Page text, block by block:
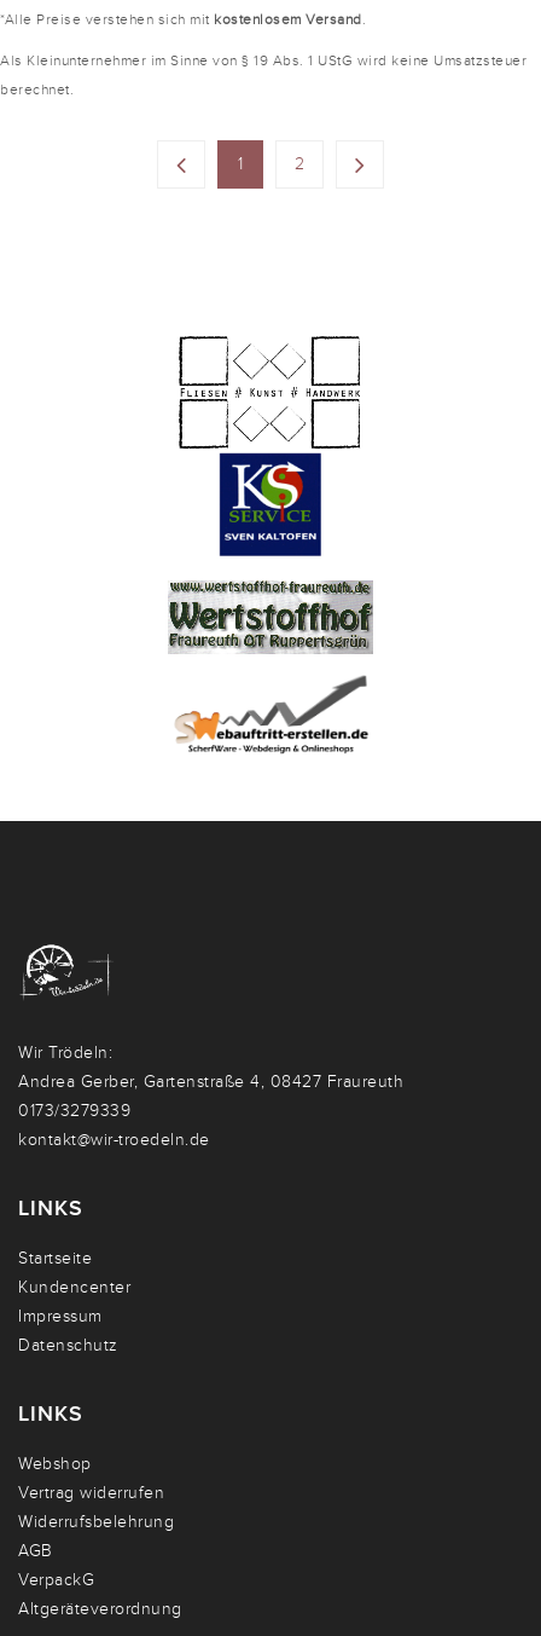
*Alle Preise verstehen sich mit kostenlosem Versand.
Als Kleinunternehmer im Sinne von § 19 Abs. 1 UStG wird keine Umsatzsteuer
berechnet.
1 2
Wir Trödeln:
Andrea Gerber, Gartenstraße 4, 08427 Fraureuth
0173/3279339
kontakt@wir-troedeln.de
LINKS
Startseite
Kundencenter
Impressum
Datenschutz
LINKS
Webshop
Vertrag widerrufen
Widerrufsbelehrung
AGB
VerpackG
Altgeräteverordnung